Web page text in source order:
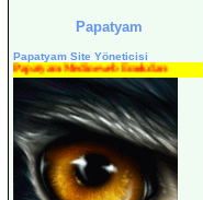
Papatyam
Papatyam Site Yöneticisi
Papatyam Medineweb Emekdarı